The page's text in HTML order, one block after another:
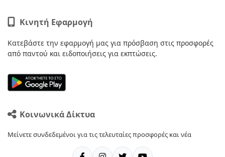
Κινητή Εφαρμογή
Κατεβάστε την εφαρμογή μας για πρόσβαση στις προσφορές
από παντού και ειδοποιήσεις για εκπτώσεις.
Κοινωνικά Δίκτυα
Μείνετε συνδεδεμένοι για τις τελευταίες προσφορές και νέα